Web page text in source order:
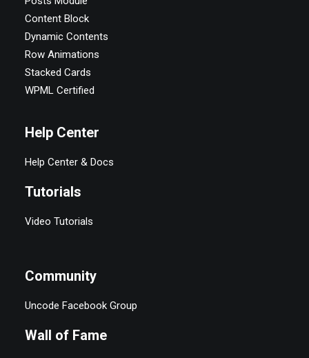
Content Block
Dynamic Contents
Row Animations
Stacked Cards
WPML Certified
Help Center
Help Center & Docs
Tutorials
Video Tutorials
Community
Uncode Facebook Group
Wall of Fame